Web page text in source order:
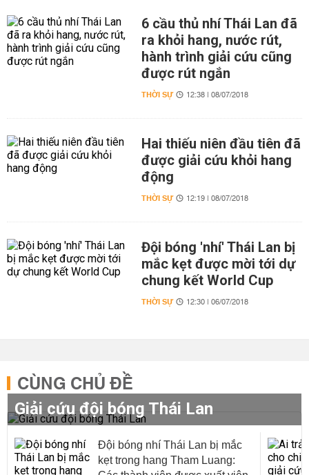
6 cầu thủ nhí Thái Lan đã
ra khỏi hang, nước rút,
hành trình giải cứu cũng
được rút ngắn
THỜI SỰ 12:38 | 08/07/2018
Hai thiếu niên đầu tiên đã
được giải cứu khỏi hang
động
THỜI SỰ 12:19 | 08/07/2018
Đội bóng 'nhí' Thái Lan bị
mắc kẹt được mời tới dự
chung kết World Cup
THỜI SỰ 12:30 | 06/07/2018
CÙNG CHỦ ĐỀ
Giải cứu đội bóng Thái Lan
Đội bóng nhí Thái Lan bị mắc
kẹt trong hang Tham Luang: